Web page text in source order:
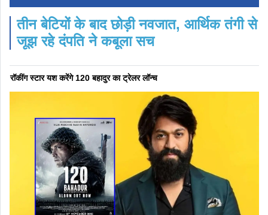
तीन बेटियों के बाद छोड़ी नवजात, आर्थिक तंगी से
जूझ रहे दंपति ने कबूला सच
रॉकींग स्टार यश करेंगे 120 बहादुर का ट्रेलर लॉन्च